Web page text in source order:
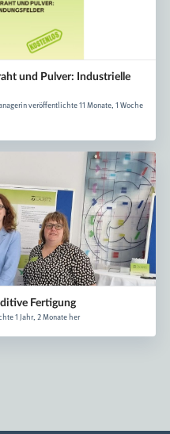
und Pulver: Industrielle
veröffentlichte 11 Monate, 1 Woche
Fertigung
1 Jahr, 2 Monate her